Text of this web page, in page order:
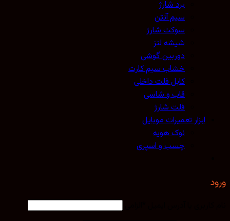
برد شارژ
سیم آنتن
سوکت شارژ
شیشه لنز
دوربین گوشی
خشاب سیم کارت
کابل فلت داخلی
قاب و شاسی
فلت شارژ
ابزار تعمیرات موبایل
نوک هویه
چسب و اسپری